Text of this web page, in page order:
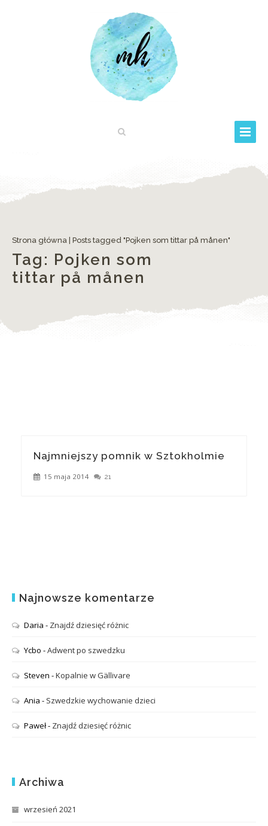
Strona główna Posts tagged "Pojken som tittar på månen"
Tag: Pojken som
tittar på månen
Najmniejszy pomnik w Sztokholmie
15 maja 2014 21
Najnowsze komentarze
Daria - Znajdź dziesięć różnic
Ycbo -Adwent po szwedzku
Steven -Kopalnie w Gällivare
Ania - Szwedzkie wychowanie dzieci
Paweł- Znajdź dziesięć różnic
Archiwa
wrzesień 2021